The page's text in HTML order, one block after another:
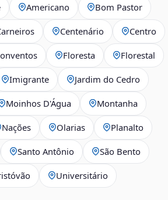
Americano Bom Pastor
Centenário Centro
Floresta Florestal
Imigrante Jardim do Cedro
Moinhos D'Água Montanha
Nações Olarias Planalto
Santo Antônio São Bento
Universitário